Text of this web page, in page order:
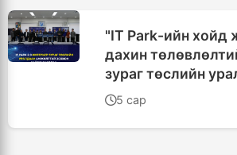
"IT Park-ийн хойд
дахин
зураг төслийн
шилдэг бүтээлүүд
5 сар